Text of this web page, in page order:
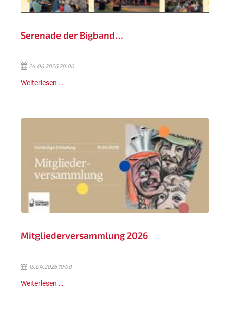
Serenade der Bigband…
24.06.2026 20:00
Weiterlesen …
Mitgliederversammlung 2026
15.04.2026 19:00
Weiterlesen …